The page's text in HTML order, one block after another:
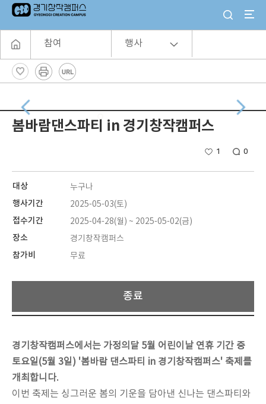
참여 행사
봄바람댄스파티 in 경기창작캠퍼스
1 0
대상 누구나
행사기간 2025-05-03(토)
접수기간 2025-04-28(월) ~ 2025-05-02(금)
장소 경기창작캠퍼스
참가비 무료
종료
경기창작캠퍼스에서는 가정의달 5월 어린이날 연휴 기간 중
토요일(5월 3일) '봄바람 댄스파티 in 경기창작캠퍼스' 축제를
개최합니다.
이번 축제는 싱그러운 봄의 기운을 담아낸 신나는 댄스파티와